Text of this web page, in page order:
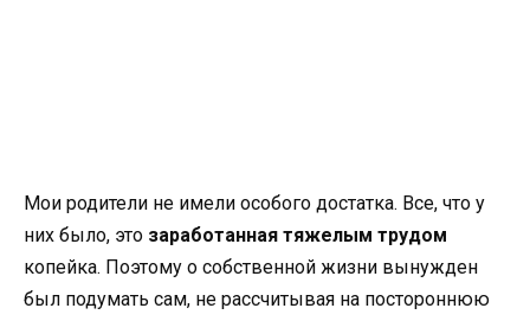
Мои родители не имели особого достатка. Все, что у
них было, это заработанная тяжелым трудом
копейка. Поэтому о собственной жизни вынужден
был подумать сам, не рассчитывая на постороннюю